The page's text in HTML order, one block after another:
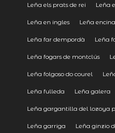
Leña els prats de rei Leña
Leña en ingles Leña
Leña far dempordà Leña
Leña fogars de montclús
Leña folgoso do courel
Leña fulleda Leña galera
Leña gargantilla del lozoya
Leña garriga Leña ginzio